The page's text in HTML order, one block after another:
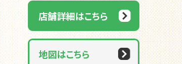
店舗詳細はこちら
地図はこちら